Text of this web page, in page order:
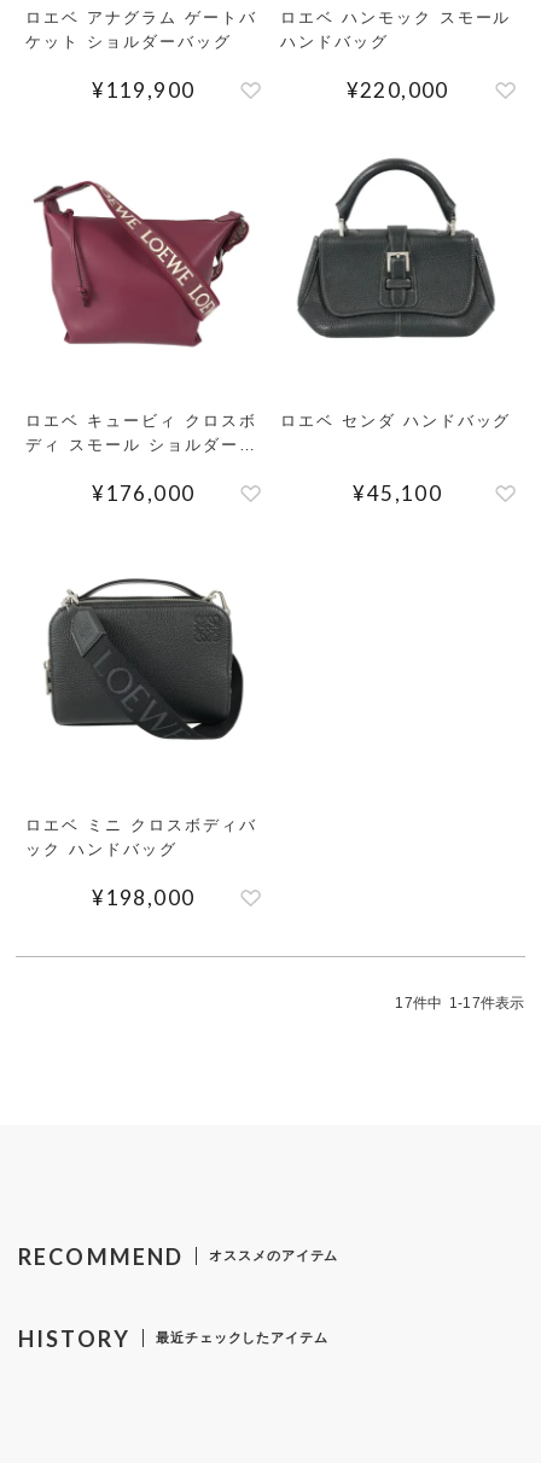
ロエベ アナグラム ゲートバ
ケット ショルダーバッグ
¥119,900
ロエベ ハンモック スモール
ハンドバッグ
¥220,000
ロエベ キュービィ クロスボ
ディ スモール ショルダーバ
¥176,000
ロエベ センダ ハンドバッグ
¥45,100
ロエベ ミニ クロスボディバ
ック ハンドバッグ
¥198,000
17件中 1-17件表示
RECOMMEND オススメのアイテム
HISTORY 最近チェックしたアイテム